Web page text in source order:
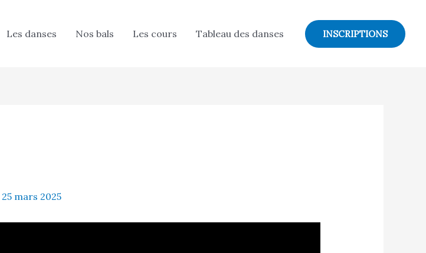
Les danses Nos bals Les cours Tableau des danses INSCRIPTIONS
25 mars 2025